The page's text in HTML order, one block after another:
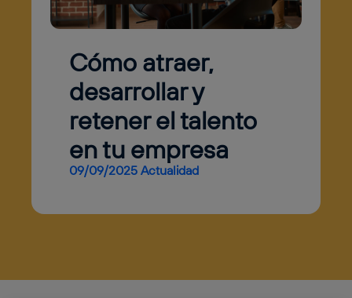
Cómo atraer,
desarrollar y
retener el talento
en tu empresa
09/09/2025 Actualidad